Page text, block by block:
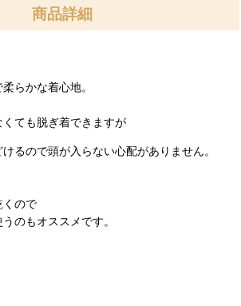
商品詳細
らかな着心地。
ても脱ぎ着できますが
るので頭が入らない心配がありません。
くので
のもオススメです。